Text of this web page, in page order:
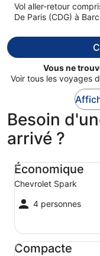
Vol aller-retour
De Paris (CDG) à
Vous ne
Voir tous les voyages
Besoin
arrivé ?
Économique
Chevrolet Spark
4 personnes
Économique
Compacte
Compacte Ford